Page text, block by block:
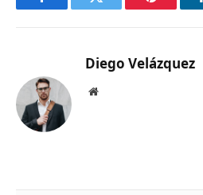
FacebookTwitter Pinterest
Diego Velázquez
Website